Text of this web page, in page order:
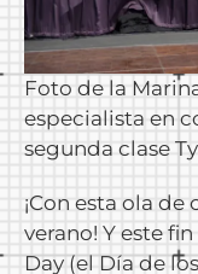
Foto de la
especialista en
segunda clase
¡Con esta ola
verano! Y este
Day (el Día de